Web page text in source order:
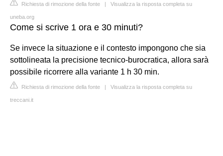
Richiesta di rimozione della fonte | Visualizza la risposta completa su
uneba.org
Come si scrive 1 ora e 30 minuti?
Se invece la situazione e il contesto impongono che sia
sottolineata la precisione tecnico-burocratica, allora sarà
possibile ricorrere alla variante 1 h 30 min.
Richiesta di rimozione della fonte | Visualizza la risposta completa su
treccani.it